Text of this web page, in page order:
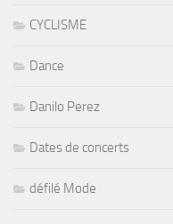
CYCLISME
Dance
Danilo Perez
Dates de concerts
défilé Mode